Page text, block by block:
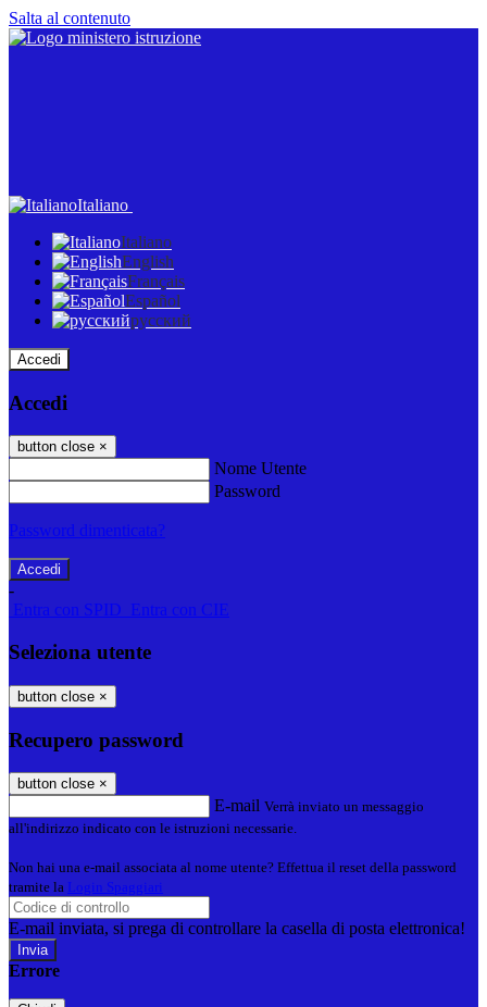
Salta al contenuto
Italiano
Italiano
English
Français
Español
русский
Accedi
Accedi
button close ×
Nome Utente
Password
Password dimenticata?
-
Entra con SPID
Entra con CIE
Seleziona utente
button close ×
Recupero password
button close ×
E-mail Verrà inviato un messaggio
all'indirizzo indicato con le istruzioni necessarie.
Non hai una e-mail associata al nome utente? Effettua il reset della password
tramite la Login Spaggiari
E-mail inviata, si prega di controllare la casella di posta elettronica!
Errore